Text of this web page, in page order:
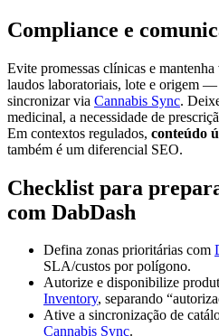
Compliance e
Evite promessas clínicas e
laudos laboratoriais, lote e origem
sincronizar via Cannabis Sync.
medicinal, a necessidade de
Em contextos regulados, conteúdo
também é um diferencial SEO.
Checklist para
com DabDash
Defina zonas prioritárias com
SLA/custos por polígono.
Autorize e disponibilize
Inventory, separando
Ative a sincronização de
Cannabis Sync.